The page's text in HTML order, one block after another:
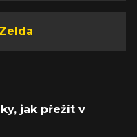
jak přežít v